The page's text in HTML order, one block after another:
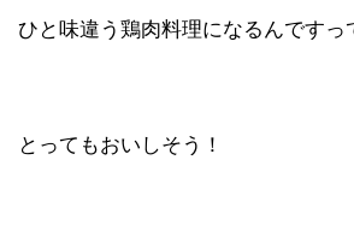
ひと味違う鶏肉料理になるんですっ
とってもおいしそう！